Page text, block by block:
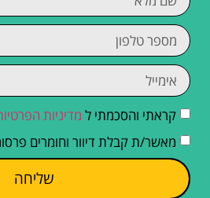
קראתי והסכמתי ל מדיניות
מאשר/ת קבלת דיוור וחומרים
שליחה